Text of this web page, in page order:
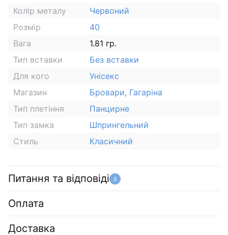
Колір металу
Червоний
Розмір
40
Вага
1.81 гр.
Тип вставки
Без вставки
Для кого
Унісекс
Магазин
Бровари, Гагаріна
Тип плетіння
Панцирне
Тип замка
Шпрингельний
Стиль
Класичний
Питання та відповіді 2
Оплата
Доставка